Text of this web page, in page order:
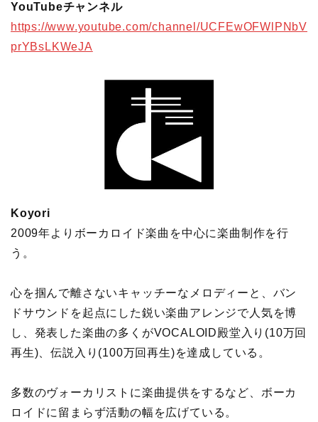
YouTubeチャンネル
https://www.youtube.com/channel/UCFEwOFWlPNbV
prYBsLKWeJA
Koyori
2009年よりボーカロイド楽曲を中心に楽曲制作を行
う。
心を掴んで離さないキャッチーなメロディーと、バン
ドサウンドを起点にした鋭い楽曲アレンジで人気を博
し、発表した楽曲の多くがVOCALOID殿堂入り(10万回
再生)、伝説入り(100万回再生)を達成している。
多数のヴォーカリストに楽曲提供をするなど、ボーカ
ロイドに留まらず活動の幅を広げている。